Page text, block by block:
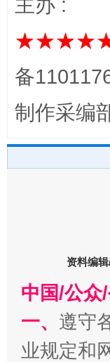
东山县通报“牛
千年
主办 :
备
制作采编
资料编
中国/公众
一、 遵守
业规定和